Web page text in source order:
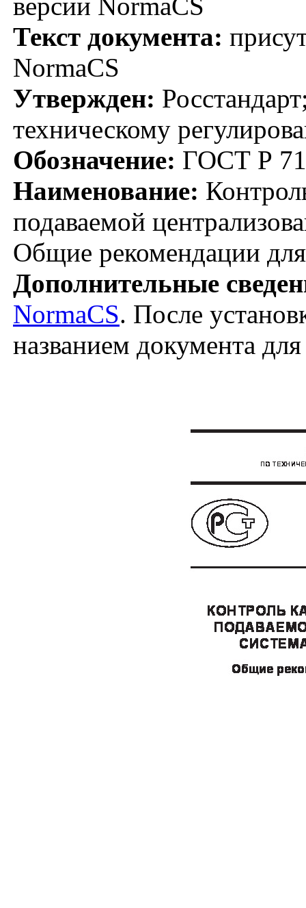
Текст документа:
NormaCS
Утвержден:
техническому
Обозначение: ГОСТ Р
Наименование:
подаваемой
Общие рекомендации
Дополнительные
NormaCS. После
названием документа